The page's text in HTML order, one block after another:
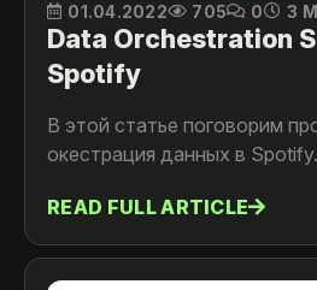
01.04.2022 705 0 3
Data Orchestration
Spotify
В этой статье поговорим
окестрация данных в Spotify.
READ FULL ARTICLE